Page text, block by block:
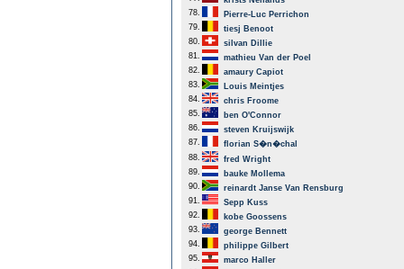
78.
Pierre-Luc Perrichon
79.
tiesj Benoot
80.
silvan Dillie
81.
mathieu Van der Poel
82.
amaury Capiot
83.
Louis Meintjes
84.
chris Froome
85.
ben O'Connor
86.
steven Kruijswijk
87.
florian S�n�chal
88.
fred Wright
89.
bauke Mollema
90.
reinardt Janse Van Rensburg
91.
Sepp Kuss
92.
kobe Goossens
93.
george Bennett
94.
philippe Gilbert
95.
marco Haller